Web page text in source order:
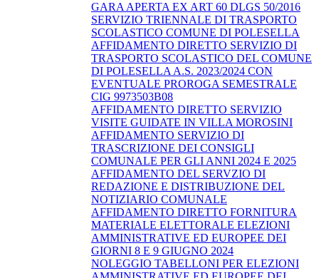
GARA APERTA EX ART 60 DLGS 50/2016
SERVIZIO TRIENNALE DI TRASPORTO
SCOLASTICO COMUNE DI POLESELLA
AFFIDAMENTO DIRETTO SERVIZIO DI
TRASPORTO SCOLASTICO DEL COMUNE
DI POLESELLA A.S. 2023/2024 CON
EVENTUALE PROROGA SEMESTRALE
CIG 9973503B08
AFFIDAMENTO DIRETTO SERVIZIO
VISITE GUIDATE IN VILLA MOROSINI
AFFIDAMENTO SERVIZIO DI
TRASCRIZIONE DEI CONSIGLI
COMUNALE PER GLI ANNI 2024 E 2025
AFFIDAMENTO DEL SERVZIO DI
REDAZIONE E DISTRIBUZIONE DEL
NOTIZIARIO COMUNALE
AFFIDAMENTO DIRETTO FORNITURA
MATERIALE ELETTORALE ELEZIONI
AMMINISTRATIVE ED EUROPEE DEI
GIORNI 8 E 9 GIUGNO 2024
NOLEGGIO TABELLONI PER ELEZIONI